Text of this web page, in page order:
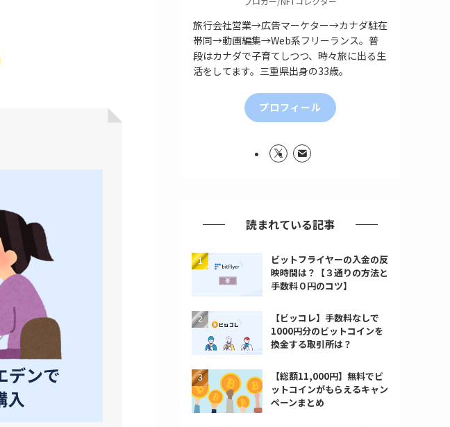
旅行会社営業→広告マーケター→カナダ駐在
帯同→動画編集→Web系フリーランス。普
段はカナダで子育てしつつ、時々旅に出る生
活をしてます。三重県出身の33歳。
プロフィール
読まれている記事
ビットフライヤーの入金の反
映時間は？【３通りの方法と
手数料０円のコツ】
【ビッコレ】手数料なしで
1000円分のビットコインを
換金する取引所は？
【総額11,000円】無料でビ
ットコインがもらえるキャン
ペーンまとめ